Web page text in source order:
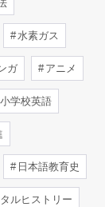
水素ガス
ガ アニメ
学校英語
日本語教育史
ルヒストリー